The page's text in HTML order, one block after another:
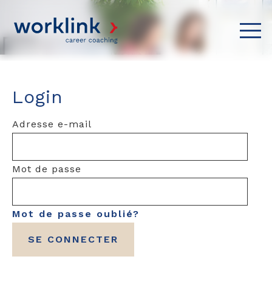
Login
Adresse e-mail
Mot de passe
Mot de passe oublié?
SE CONNECTER